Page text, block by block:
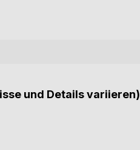
und Details variieren)